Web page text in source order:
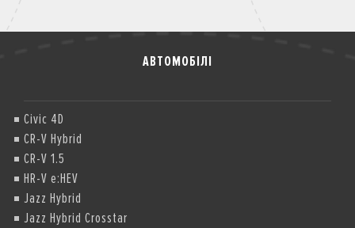
АВТОМОБІЛІ
Civic 4D
CR-V Hybrid
CR-V 1.5
HR-V e:HEV
Jazz Hybrid
Jazz Hybrid Crosstar